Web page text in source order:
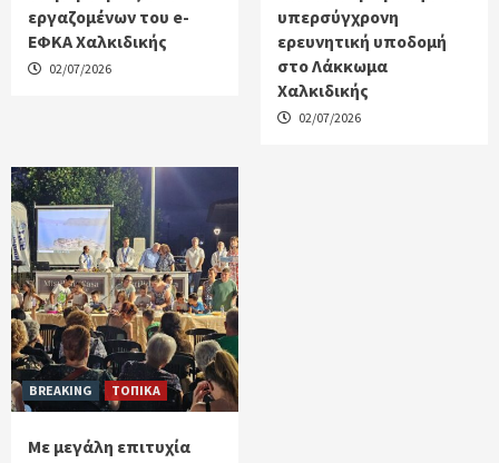
εργαζομένων του e-
ΕΦΚΑ Χαλκιδικής
02/07/2026
υπερσύγχρονη
ερευνητική υποδομή
στο Λάκκωμα
Χαλκιδικής
02/07/2026
BREAKING ΤΟΠΙΚΑ
Με μεγάλη επιτυχία